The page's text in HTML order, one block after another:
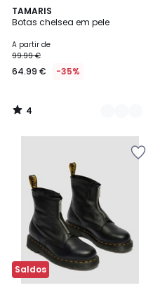
TAMARIS
Botas chelsea em pele
A partir de
99.99 €
64.99 € -35%
4
/
2
Cores
4
/
Saldos